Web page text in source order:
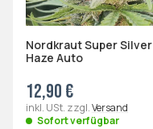
Nordkraut Super Silver
Haze Auto
12,90 €
inkl. USt. zzgl.Versand
Sofort verfügbar